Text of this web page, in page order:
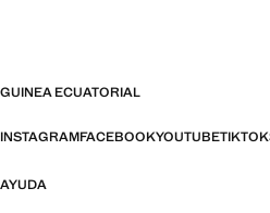
GUINEA ECUATORIAL
INSTAGRAMFACEBOOKYOUTUBETIKTOK
AYUDA